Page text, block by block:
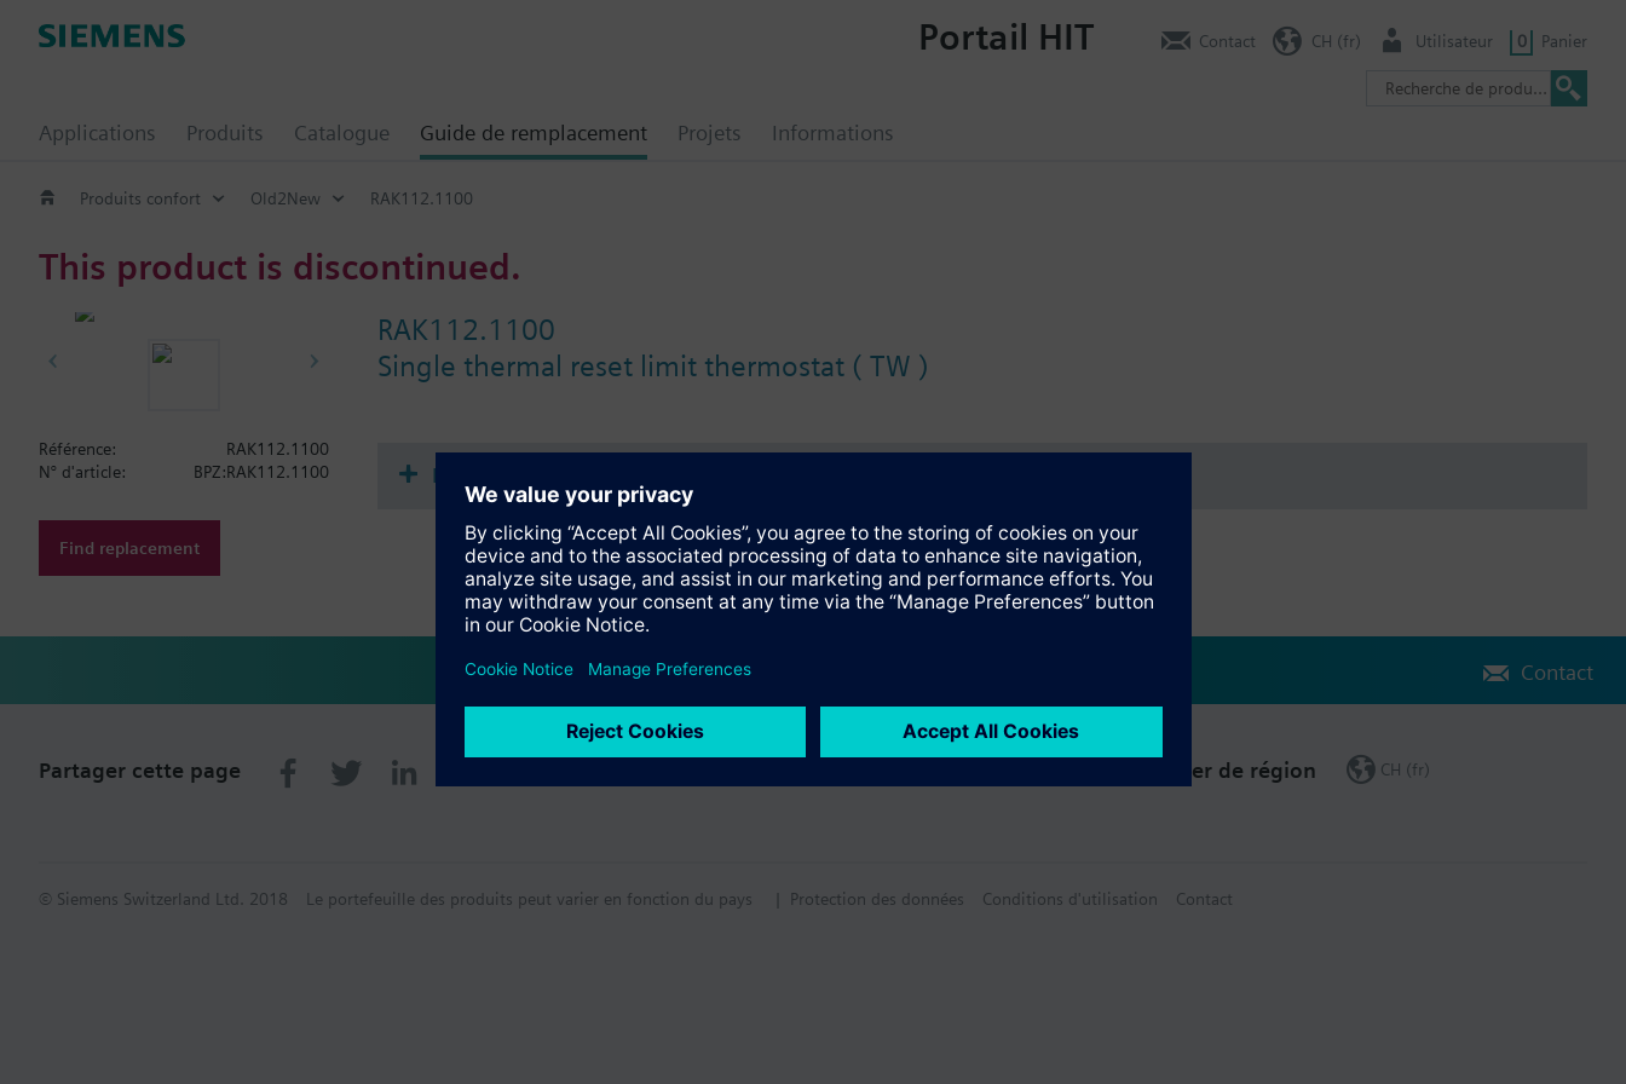
Applications Produits Catalogue Guide de remplacement Projets Informations
Portail HIT Contact CH (fr) Utilisateur 0 Panier
Produits confort Old2New RAK112.1100
This product is discontinued.
RAK112.1100
Single thermal reset limit thermostat ( TW )
Référence:
RAK112.1100
N° d'article:
BPZ:RAK112.1100
Find replacement
Documentation
Contact
Partager cette page Changer de région CH (fr)
© Siemens Switzerland Ltd. 2018 Le portefeuille des produits peut varier en fonction du pays | Protection des données Conditions d'utilisation Contact